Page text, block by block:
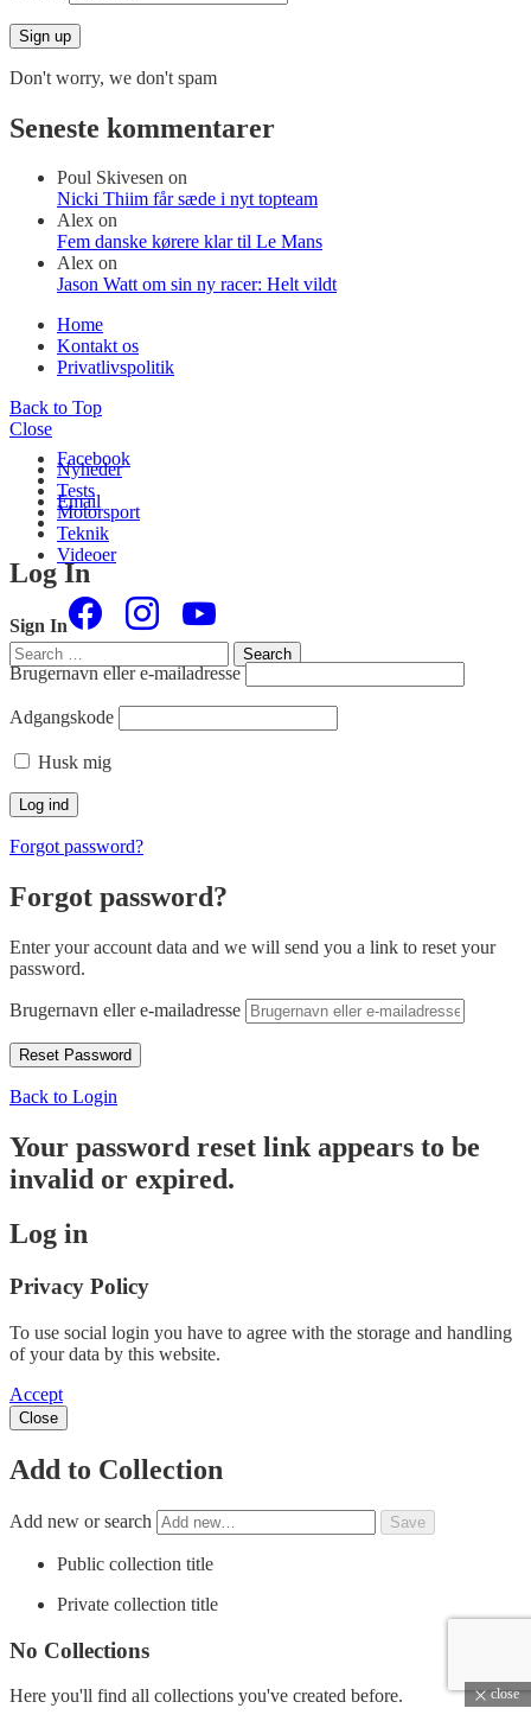
Don't worry, we don't spam
Seneste kommentarer
Poul Skivesen on
Nicki Thiim får sæde i nyt topteam
Alex on
Fem danske kørere klar til Le Mans
Alex on
Jason Watt om sin ny racer: Helt vildt
Home
Kontakt os
Privatlivspolitik
Back to Top
Close
Nyheder
Tests
Motorsport
Teknik
Videoer
Search
for:
Search
Facebook
Email
close
Log In
Sign In
Brugernavn eller e-mailadresse
Adgangskode
Husk mig
Forgot password?
Forgot password?
Enter your account data and we will send you a link to reset your
password.
Brugernavn eller e-mailadresse
Back to Login
Your password reset link appears to be
invalid or expired.
Log in
Privacy Policy
To use social login you have to agree with the storage and handling
of your data by this website.
Accept
Close
Add to Collection
Add new or search
Public collection title
Private collection title
No Collections
Here you'll find all collections you've created before.